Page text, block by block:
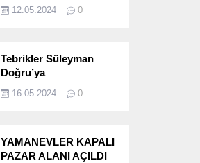
12.05.2024 0
Tebrikler Süleyman
Doğru’ya
16.05.2024 0
YAMANEVLER KAPALI
PAZAR ALANI AÇILDI